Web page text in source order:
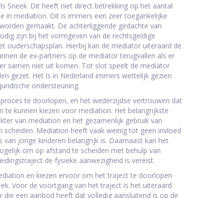
Sneek. Dit heeft niet direct betrekking op het aantal
in mediation. Dit is immers een zeer toegankelijke
gemaakt. De achterliggende gedachte van
zijn bij het vormgeven van de rechtsgeldige
ouderschapsplan. Hierbij kan de mediator uiteraard de
de ex-partners op de mediator terugvallen als er
samen niet uit komen. Tot slot speelt de mediator
gezet. Het is in Nederland immers wettelijk gezien
ondersteuning.
te doorlopen, en het wederzijdse vertrouwen dat
kunnen kiezen voor mediation. Het belangrijkste
van mediation en het gezamenlijk gebruik van
Mediation heeft vaak weinig tot geen invloed
jonge kinderen belangrijk is. Daarnaast kan het
om op afstand te scheiden met behulp van
de fysieke aanwezigheid is vereist.
en kiezen ervoor om het traject te doorlopen
Voor de voortgang van het traject is het uiteraard
een aanbod heeft dat volledig aansluitend is op de